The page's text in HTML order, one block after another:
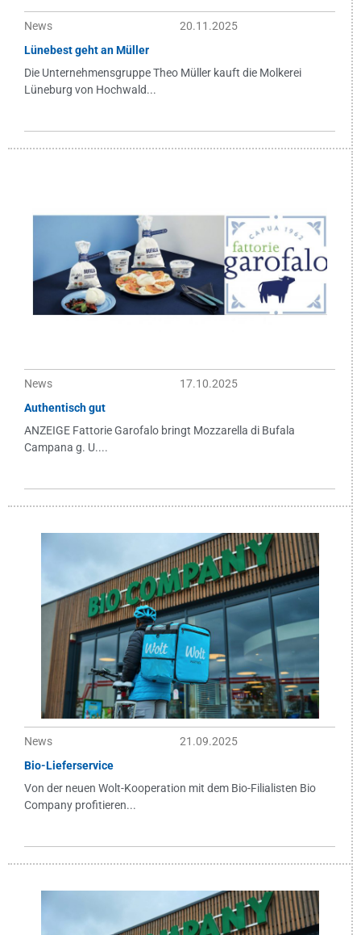
News
20.11.2025
Lünebest geht an Müller
Die Unternehmensgruppe Theo Müller kauft die Molkerei
Lüneburg von Hochwald...
News
17.10.2025
Authentisch gut
ANZEIGE Fattorie Garofalo bringt Mozzarella di Bufala
Campana g. U....
News
21.09.2025
Bio-Lieferservice
Von der neuen Wolt-Kooperation mit dem Bio-Filialisten Bio
Company profitieren...